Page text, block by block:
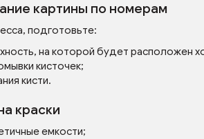
картины по номерам
подготовьте:
на которой будет расположен
кисточек;
кисти.
краски
емкости;